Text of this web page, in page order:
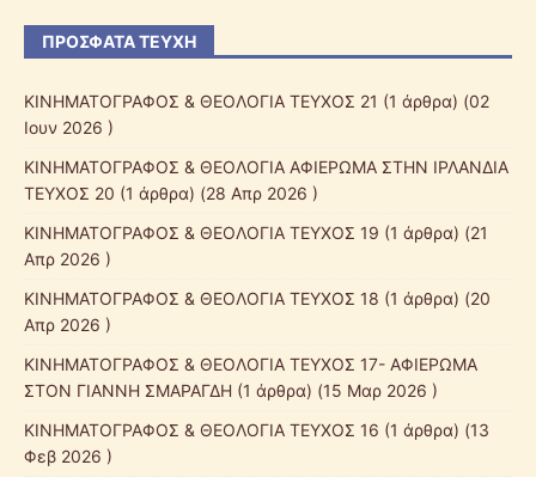
ΠΡΌΣΦΑΤΑ ΤΕΎΧΗ
ΚΙΝΗΜΑΤΟΓΡΑΦΟΣ & ΘΕΟΛΟΓΙΑ ΤΕΥΧΟΣ 21 (1 άρθρα) (02
Ιουν 2026 )
ΚΙΝΗΜΑΤΟΓΡΑΦΟΣ & ΘΕΟΛΟΓΙΑ ΑΦΙΕΡΩΜΑ ΣΤΗΝ ΙΡΛΑΝΔΙΑ
ΤΕΥΧΟΣ 20 (1 άρθρα) (28 Απρ 2026 )
ΚΙΝΗΜΑΤΟΓΡΑΦΟΣ & ΘΕΟΛΟΓΙΑ ΤΕΥΧΟΣ 19 (1 άρθρα) (21
Απρ 2026 )
ΚΙΝΗΜΑΤΟΓΡΑΦΟΣ & ΘΕΟΛΟΓΙΑ ΤΕΥΧΟΣ 18 (1 άρθρα) (20
Απρ 2026 )
ΚΙΝΗΜΑΤΟΓΡΑΦΟΣ & ΘΕΟΛΟΓΙΑ ΤΕΥΧΟΣ 17- ΑΦΙΕΡΩΜΑ
ΣΤΟΝ ΓΙΑΝΝΗ ΣΜΑΡΑΓΔΗ (1 άρθρα) (15 Μαρ 2026 )
ΚΙΝΗΜΑΤΟΓΡΑΦΟΣ & ΘΕΟΛΟΓΙΑ ΤΕΥΧΟΣ 16 (1 άρθρα) (13
Φεβ 2026 )